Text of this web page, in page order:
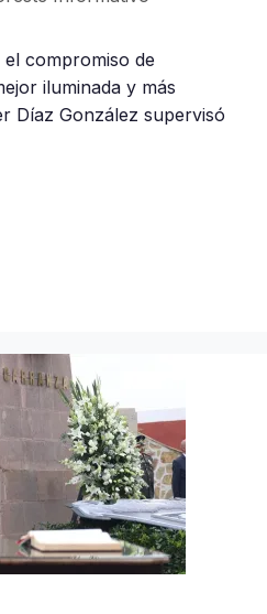
el compromiso de
iluminada y más
Díaz González supervisó